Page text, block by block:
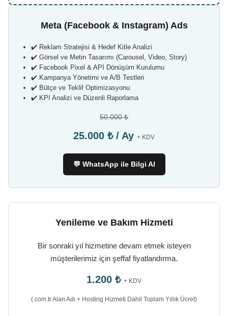
Meta (Facebook & Instagram) Ads
✔️ Reklam Stratejisi & Hedef Kitle Analizi
✔️ Görsel ve Metin Tasarımı (Carousel, Video, Story)
✔️ Facebook Pixel & API Dönüşüm Kurulumu
✔️ Kampanya Yönetimi ve A/B Testleri
✔️ Bütçe ve Teklif Optimizasyonu
✔️ KPI Analizi ve Düzenli Raporlama
50.000 ₺
25.000 ₺ / Ay + KDV
💬 WhatsApp ile Bilgi Al
Yenileme ve Bakım Hizmeti
Bir sonraki yıl hizmetine devam etmek isteyen
müşterilerimiz için şeffaf fiyatlandırma.
1.200 ₺ + KDV
(.com.tr Alan Adı + Hosting Hizmeti Dahil Toplam Yıllık Ücret)